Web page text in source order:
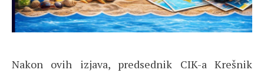
Nakon ovih izjava, predsednik CIK-a Krešnik